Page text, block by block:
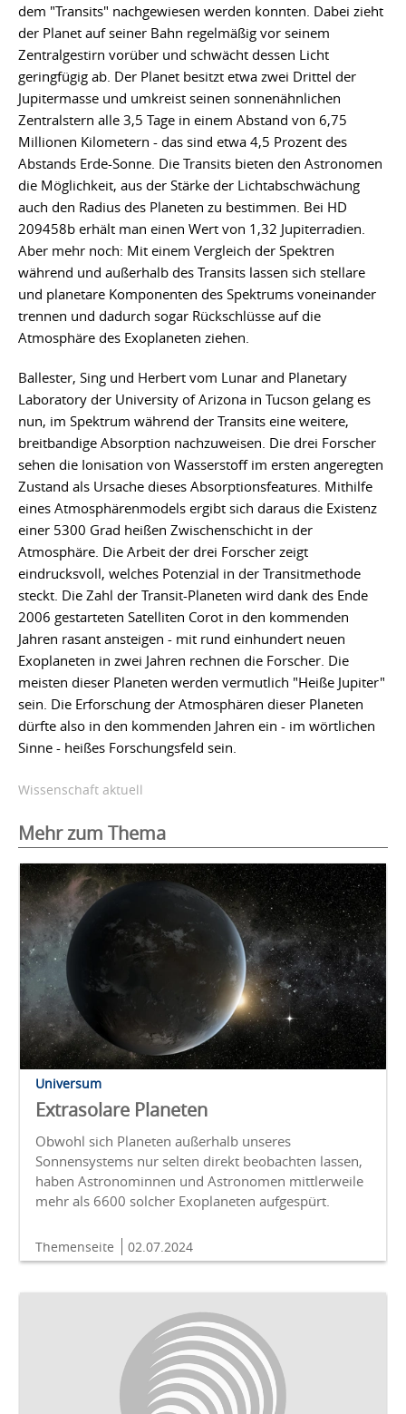
dem "Transits" nachgewiesen werden konnten. Dabei zieht
der Planet auf seiner Bahn regelmäßig vor seinem
Zentralgestirn vorüber und schwächt dessen Licht
geringfügig ab. Der Planet besitzt etwa zwei Drittel der
Jupitermasse und umkreist seinen sonnenähnlichen
Zentralstern alle 3,5 Tage in einem Abstand von 6,75
Millionen Kilometern - das sind etwa 4,5 Prozent des
Abstands Erde-Sonne. Die Transits bieten den Astronomen
die Möglichkeit, aus der Stärke der Lichtabschwächung
auch den Radius des Planeten zu bestimmen. Bei HD
209458b erhält man einen Wert von 1,32 Jupiterradien.
Aber mehr noch: Mit einem Vergleich der Spektren
während und außerhalb des Transits lassen sich stellare
und planetare Komponenten des Spektrums voneinander
trennen und dadurch sogar Rückschlüsse auf die
Atmosphäre des Exoplaneten ziehen.
Ballester, Sing und Herbert vom Lunar and Planetary
Laboratory der University of Arizona in Tucson gelang es
nun, im Spektrum während der Transits eine weitere,
breitbandige Absorption nachzuweisen. Die drei Forscher
sehen die Ionisation von Wasserstoff im ersten angeregten
Zustand als Ursache dieses Absorptionsfeatures. Mithilfe
eines Atmosphärenmodels ergibt sich daraus die Existenz
einer 5300 Grad heißen Zwischenschicht in der
Atmosphäre. Die Arbeit der drei Forscher zeigt
eindrucksvoll, welches Potenzial in der Transitmethode
steckt. Die Zahl der Transit-Planeten wird dank des Ende
2006 gestarteten Satelliten Corot in den kommenden
Jahren rasant ansteigen - mit rund einhundert neuen
Exoplaneten in zwei Jahren rechnen die Forscher. Die
meisten dieser Planeten werden vermutlich "Heiße Jupiter"
sein. Die Erforschung der Atmosphären dieser Planeten
dürfte also in den kommenden Jahren ein - im wörtlichen
Sinne - heißes Forschungsfeld sein.
Wissenschaft aktuell
Mehr zum Thema
Universum
Extrasolare Planeten
Obwohl sich Planeten außerhalb unseres
Sonnensystems nur selten direkt beobachten lassen,
haben Astronominnen und Astronomen mittlerweile
mehr als 6600 solcher Exoplaneten aufgespürt.
Themenseite 02.07.2024